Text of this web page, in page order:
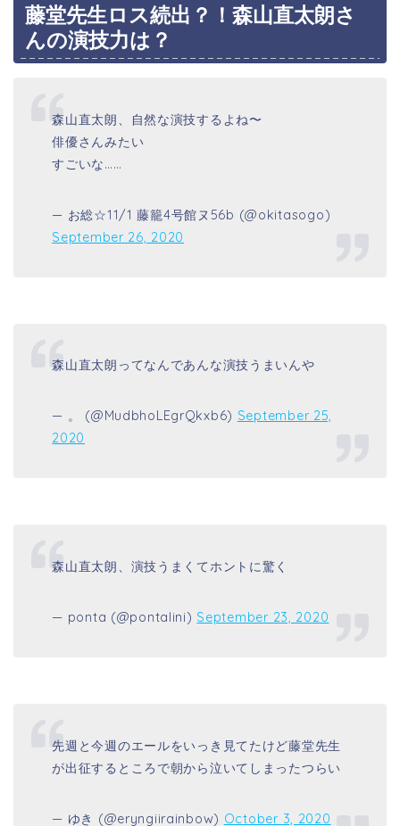
藤堂先生ロス続出？！森山直太朗さ
んの演技力は？
森山直太朗、自然な演技するよね〜
俳優さんみたい
すごいな……
— お総☆11/1 藤籠4号館ヌ56b (@okitasogo)
September 26, 2020
森山直太朗ってなんであんな演技うまいんや
— 。 (@MudbhoLEgrQkxb6) September 25,
2020
森山直太朗、演技うまくてホントに驚く
— ponta (@pontalini) September 23, 2020
先週と今週のエールをいっき見てたけど藤堂先生
が出征するところで朝から泣いてしまったつらい
— ゆき (@eryngiirainbow) October 3, 2020